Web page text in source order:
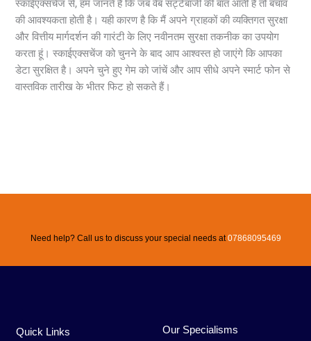
स्काईएक्सचेंज से, हम जानते हैं कि जब वेब सट्टेबाजी की बात आती है तो बचाव
की आवश्यकता होती है। यही कारण है कि मैं अपने ग्राहकों की व्यक्तिगत सुरक्षा
और वित्तीय मार्गदर्शन की गारंटी के लिए नवीनतम सुरक्षा तकनीक का उपयोग
करता हूं। स्काईएक्सचेंज को चुनने के बाद आप आश्वस्त हो जाएंगे कि आपका
डेटा सुरक्षित है। अपने चुने हुए गेम को जांचें और आप सीधे अपने स्मार्ट फोन से
वास्तविक तारीख के भीतर फिट हो सकते हैं।
Need help? Call us to discuss your special needs at07868095469
Quick Links Our Specialisms